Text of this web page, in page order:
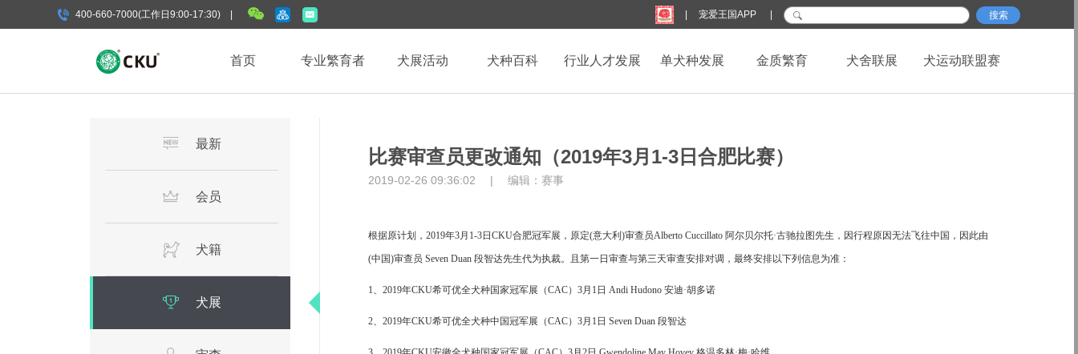
400-660-7000(工作日9:00-17:30) | 宠爱王国APP 搜索
首页 专业繁育者 犬展活动 犬种百科 行业人才发展 单犬种发展 金质繁育 犬舍联展 犬运动联盟赛
最新
会员
犬籍
犬展
比赛审查员更改通知（2019年3月1-3日合肥比赛）
2019-02-26 09:36:02 | 编辑： 赛事
根据原计划， 2019年3月 1-3日CKU合肥冠军展，原定(意大利 )审查员Alberto Cuccillato 阿尔贝尔托·古驰拉图 先生，因行程原因无法飞往中国，因此由
(中国)审查员 Seven Duan 段智达先生代为执裁。且 第一日审查与第三天审查安排对调，最终安排以下列信息为准：
1、 2019年CKU希可优全犬种国家冠军展（CAC）3月1日 Andi Hudono 安迪·胡多诺
2、 2019年CKU希可优全犬种中国冠军展（CAC）3月1日 Seven Duan 段智达